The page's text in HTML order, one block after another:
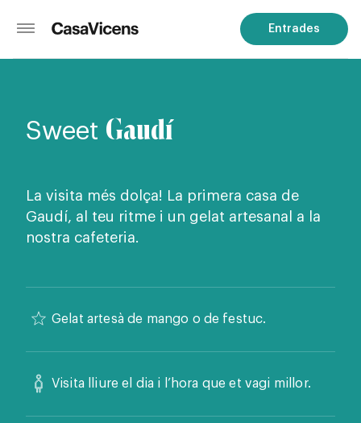
Entrades
Sweet Gaudí
La visita més dolça! La primera casa de
Gaudí, al teu ritme i un gelat artesanal a la
nostra cafeteria.
Gelat artesà de mango o de festuc.
Visita lliure el dia i l’hora que et vagi millor.